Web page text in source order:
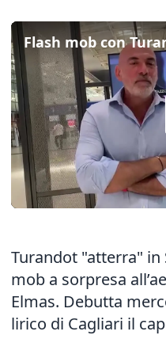
Turandot "atterra" in
mob a sorpresa
Elmas. Debutta
lirico di Cagliari il